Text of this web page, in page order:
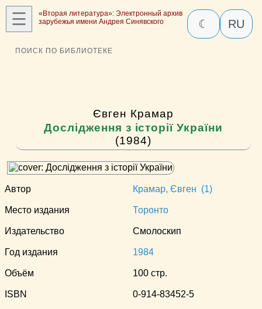
☰
«Вторая литература»: Электронный архив
зарубежья имени Андрея Синявского
☾ RU
ПОИСК ПО БИБЛИОТЕКЕ
Євген Крамар
Дослідження з історії України
(1984)
Автор Крамар, Євген (1)
Место издания Торонто
Издательство Смолоскип
Год издания 1984
Объём 100 стр.
ISBN 0-914-83452-5